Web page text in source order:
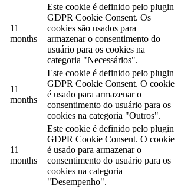
11
months
Este cookie é definido pelo plugin
GDPR Cookie Consent. Os
cookies são usados ​​para
armazenar o consentimento do
usuário para os cookies na
categoria "Necessários".
11
months
Este cookie é definido pelo plugin
GDPR Cookie Consent. O cookie
é usado para armazenar o
consentimento do usuário para os
cookies na categoria "Outros".
11
months
Este cookie é definido pelo plugin
GDPR Cookie Consent. O cookie
é usado para armazenar o
consentimento do usuário para os
cookies na categoria
"Desempenho".